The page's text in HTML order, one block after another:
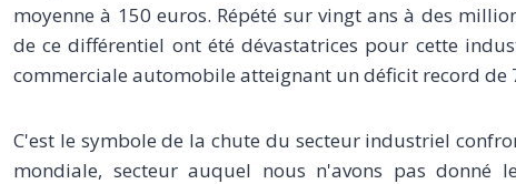
moyenne à 150 euros. Répété sur vingt ans à des
de ce différentiel ont été dévastatrices pour cette
commerciale automobile atteignant un déficit record de
C'est le symbole de la chute du secteur industriel
mondiale, secteur auquel nous n'avons pas donné